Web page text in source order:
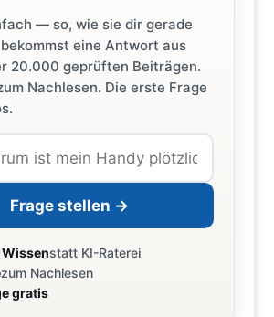
— so, wie sie dir gerade
eine Antwort aus
20.000 geprüften Beiträgen.
Nachlesen. Die erste Frage
Frage stellen →
statt KI-Raterei
zum Nachlesen
gratis